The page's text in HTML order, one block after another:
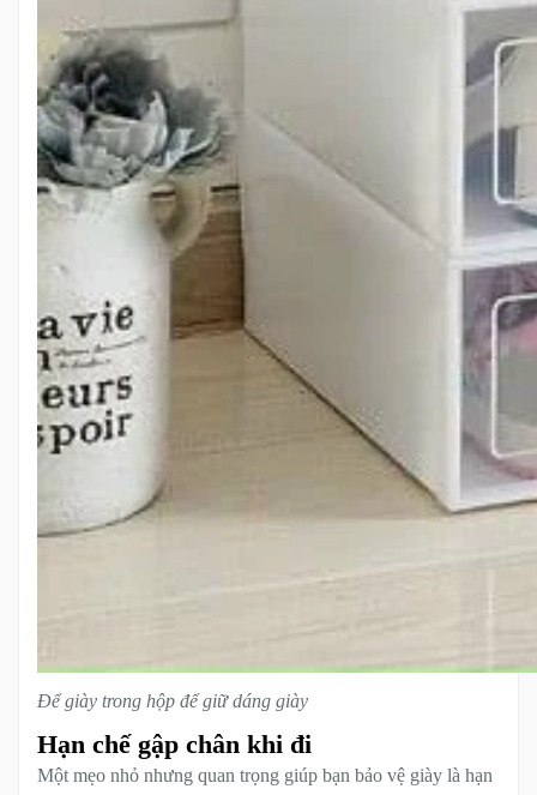
Để giày trong hộp để giữ dáng giày
Hạn chế gập chân khi đi
Một mẹo nhỏ nhưng quan trọng giúp bạn bảo vệ giày là hạn